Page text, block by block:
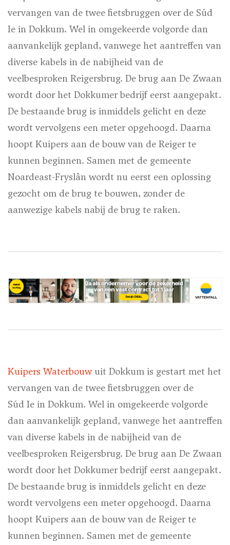
vervangen van de twee fietsbruggen over de Súd
Ie in Dokkum. Wel in omgekeerde volgorde dan
aanvankelijk gepland, vanwege het aantreffen van
diverse kabels in de nabijheid van de
veelbesproken Reigersbrug. De brug aan De Zwaan
wordt door het Dokkumer bedrijf eerst aangepakt.
De bestaande brug is inmiddels gelicht en deze
wordt vervolgens een meter opgehoogd. Daarna
hoopt Kuipers aan de bouw van de Reiger te
kunnen beginnen. Samen met de gemeente
Noardeast-Fryslân wordt nu eerst een oplossing
gezocht om de brug te bouwen, zonder de
aanwezige kabels nabij de brug te raken.
Kuipers Waterbouwuit Dokkum is gestart met het
vervangen van de twee fietsbruggen over de
Súd Ie in Dokkum. Wel in omgekeerde volgorde
dan aanvankelijk gepland, vanwege het aantreffen
van diverse kabels in de nabijheid van de
veelbesproken Reigersbrug. De brug aan De Zwaan
wordt door het Dokkumer bedrijf eerst aangepakt.
De bestaande brug is inmiddels gelicht en deze
wordt vervolgens een meter opgehoogd. Daarna
hoopt Kuipers aan de bouw van de Reiger te
kunnen beginnen. Samen met de gemeente